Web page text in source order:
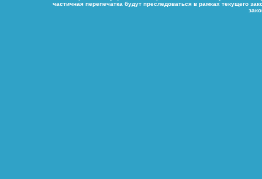
частичная перепечатка будут преследоваться в рамках текущего